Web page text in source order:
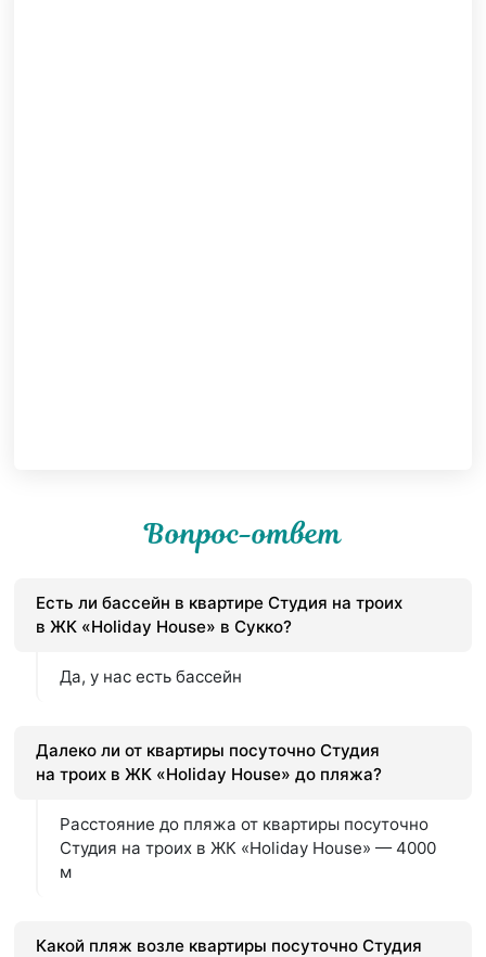
Вопрос-ответ
Есть ли бассейн в квартире Студия на троих
в ЖК «Holiday House» в Сукко?
Да, у нас есть бассейн
Далеко ли от квартиры посуточно Студия
на троих в ЖК «Holiday House» до пляжа?
Расстояние до пляжа от квартиры посуточно
Студия на троих в ЖК «Holiday House» — 4000
м
Какой пляж возле квартиры посуточно Студия